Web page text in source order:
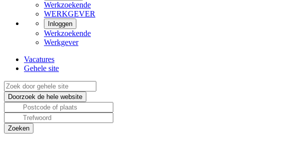
Werkzoekende
WERKGEVER
Inloggen
Werkzoekende
Werkgever
Vacatures
Gehele site